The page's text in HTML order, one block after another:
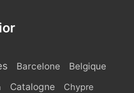
Barcelone Belgique
Catalogne
Chypre